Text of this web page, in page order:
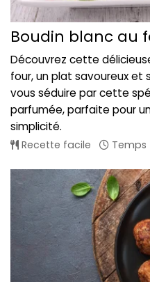
Boudin blanc au
Découvrez cette
four, un plat savoureux et
vous séduire par cette
parfumée, parfaite pour
simplicité.
Recette facile Temps